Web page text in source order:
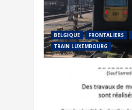
BELGIQUE FRONTALIERS
TRAIN LUXEMBOURG